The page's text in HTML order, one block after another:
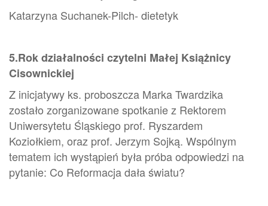
Katarzyna Suchanek-Pilch- dietetyk
5.Rok działalności czytelni Małej Książnicy
Cisownickiej
Z inicjatywy ks. proboszcza Marka Twardzika
zostało zorganizowane spotkanie z Rektorem
Uniwersytetu Śląskiego prof. Ryszardem
Koziołkiem, oraz prof. Jerzym Sojką. Wspólnym
tematem ich wystąpień była próba odpowiedzi na
pytanie: Co Reformacja dała światu?